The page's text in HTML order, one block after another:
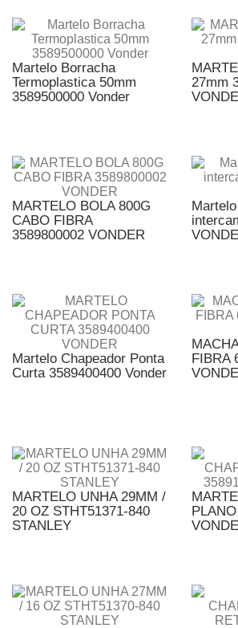
Martelo Borracha
Termoplastica 50mm
3589500000 Vonder
27mm
MARTELO BOLA 800G
CABO FIBRA
3589800002 VONDER
Martelo Chapeador Ponta
Curta 3589400400 Vonder
FIBRA
MARTELO UNHA 29MM /
20 OZ STHT51371-840
STANLEY